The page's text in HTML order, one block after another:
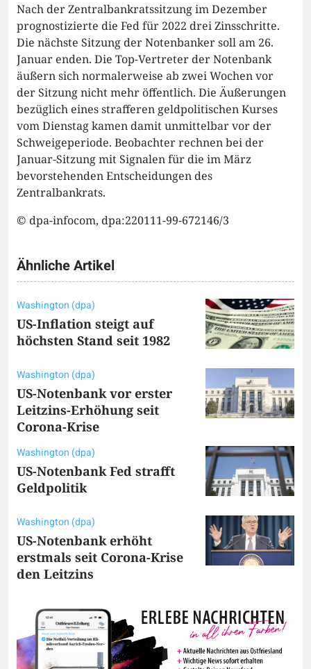
Nach der Zentralbankratssitzung im Dezember
prognostizierte die Fed für 2022 drei Zinsschritte.
Die nächste Sitzung der Notenbanker soll am 26.
Januar enden. Die Top-Vertreter der Notenbank
äußern sich normalerweise ab zwei Wochen vor
der Sitzung nicht mehr öffentlich. Die Äußerungen
bezüglich eines strafferen geldpolitischen Kurses
vom Dienstag kamen damit unmittelbar vor der
Schweigeperiode. Beobachter rechnen bei der
Januar-Sitzung mit Signalen für die im März
bevorstehenden Entscheidungen des
Zentralbankrats.
© dpa-infocom, dpa:220111-99-672146/3
Ähnliche Artikel
Washington (dpa)
US-Inflation steigt auf
höchsten Stand seit 1982
Washington (dpa)
US-Notenbank vor erster
Leitzins-Erhöhung seit
Corona-Krise
Washington (dpa)
US-Notenbank Fed strafft
Geldpolitik
Washington (dpa)
US-Notenbank erhöht
erstmals seit Corona-Krise
den Leitzins